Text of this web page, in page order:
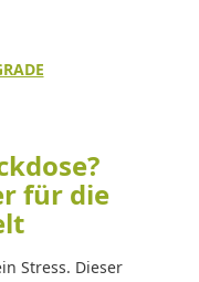
für die
Stress. Dieser